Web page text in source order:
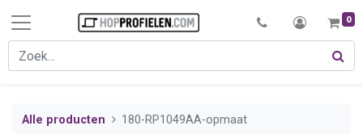
0
Alle producten 180-RP1049AA-opmaat